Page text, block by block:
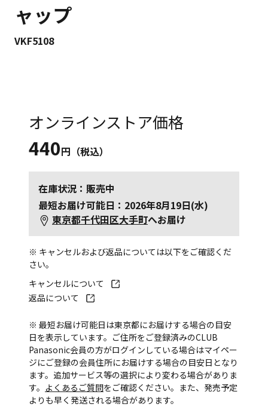
ャップ
VKF5108
オンラインストア価格
440円（税込）
在庫状況：販売中
最短お届け可能日：2026年8月19日(水)
東京都千代田区大手町へお届け
※ キャンセルおよび返品については以下をご確認くだ
さい。
キャンセルについて
返品について
※ 最短お届け可能日は東京都にお届けする場合の目安
日を表示しています。ご住所をご登録済みのCLUB
Panasonic会員の方がログインしている場合はマイペー
ジにご登録の会員住所にお届けする場合の目安日となり
ます。追加サービス等の選択により変わる場合がありま
す。 よくあるご質問をご確認ください。また、発売予定
よりも早く発送される場合があります。